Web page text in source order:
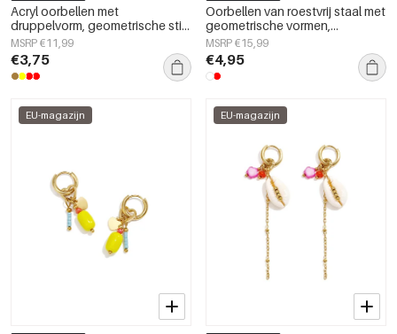
Acryl oorbellen met
druppelvorm, geometrische stijl,
casual, alledaags, eenvoudige
serie, dames sieraden
MSRP €11,99
€3,75
Oorbellen van roestvrij staal met
geometrische vormen,
eenvoudige en alledaagse
serie, damessieraden
MSRP €15,99
€4,95
EU-magazijn EU-magazijn